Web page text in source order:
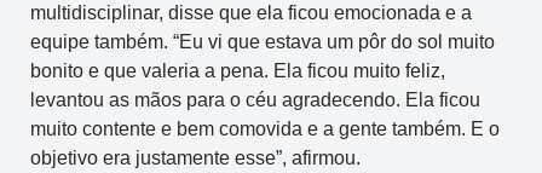
multidisciplinar, disse que ela ficou emocionada e a
equipe também. “Eu vi que estava um pôr do sol muito
bonito e que valeria a pena. Ela ficou muito feliz,
levantou as mãos para o céu agradecendo. Ela ficou
muito contente e bem comovida e a gente também. E o
objetivo era justamente esse”, afirmou.